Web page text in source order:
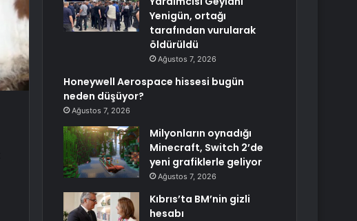
Yenigün, ortağı
tarafından vurularak
öldürüldü
Ağustos 7, 2026
Honeywell Aerospace hissesi bugün
neden düşüyor?
Ağustos 7, 2026
Milyonların oynadığı
Minecraft, Switch 2’de
yeni grafiklerle geliyor
Ağustos 7, 2026
Kıbrıs’ta BM’nin gizli
hesabı